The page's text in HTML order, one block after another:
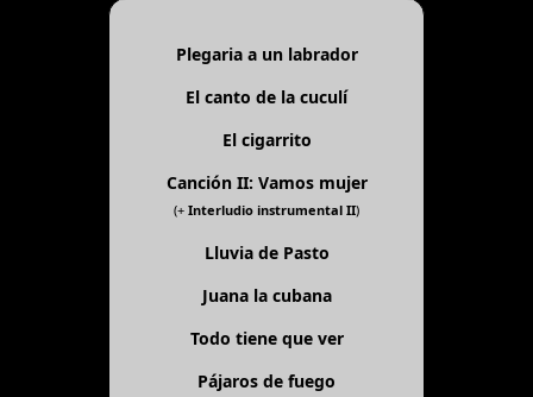
Plegaria a un labrador
El canto de la cuculí
El cigarrito
Canción II: Vamos mujer
(+ Interludio instrumental II)
Lluvia de Pasto
Juana la cubana
Todo tiene que ver
Pájaros de fuego